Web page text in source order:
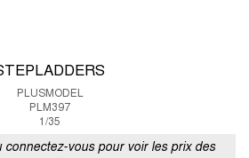
PLUSMODEL
PLM397
1/35
connectez-vous pour voir les prix des